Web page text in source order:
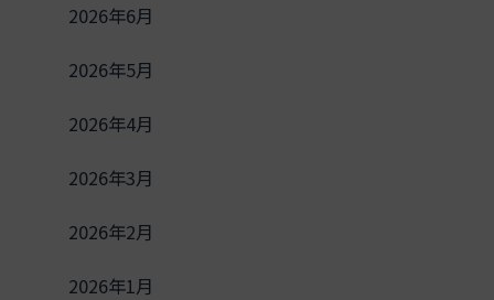
2026年6月
2026年5月
2026年4月
2026年3月
2026年2月
2026年1月